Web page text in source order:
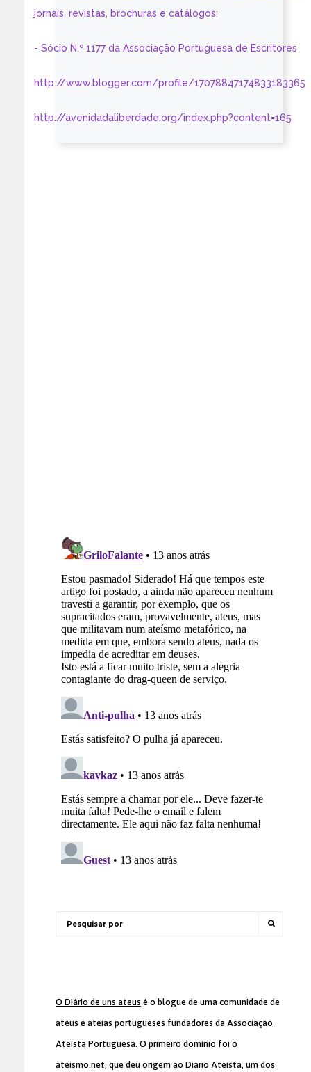
jornais, revistas, brochuras e catálogos;
- Sócio N.º 1177 da Associação Portuguesa de Escritores
http://www.blogger.com/profile/17078847174833183365
http://avenidadaliberdade.org/index.php?content=165
O Diário de uns ateus é o blogue de uma comunidade de
ateus e ateias portugueses fundadores da Associação
Ateísta Portuguesa. O primeiro domínio foi o
ateismo.net, que deu origem ao Diário Ateísta, um dos